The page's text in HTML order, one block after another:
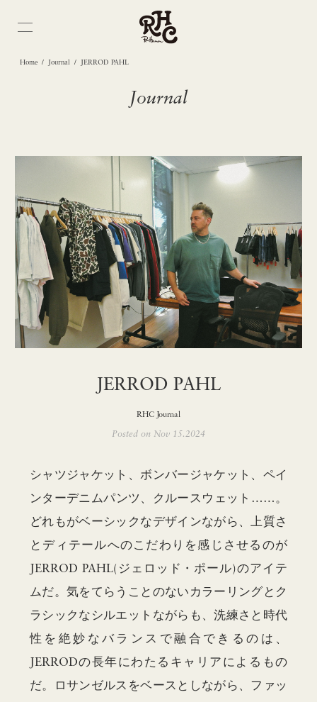
Home/ Journal / JERROD PAHL
Journal
JERROD PAHL
RHC Journal
Posted on Nov 15.2024
シャツジャケット、ボンバージャケット、ペイ
ンターデニムパンツ、クルースウェット……。
どれもがベーシックなデザインながら、上質さ
とディテールへのこだわりを感じさせるのが
JERROD PAHL(ジェロッド・ポール)のアイテ
ムだ。気をてらうことのないカラーリングとク
ラシックなシルエットながらも、洗練さと時代
性を絶妙なバランスで融合できるのは、
JERRODの長年にわたるキャリアによるもの
だ。ロサンゼルスをベースとしながら、ファッ